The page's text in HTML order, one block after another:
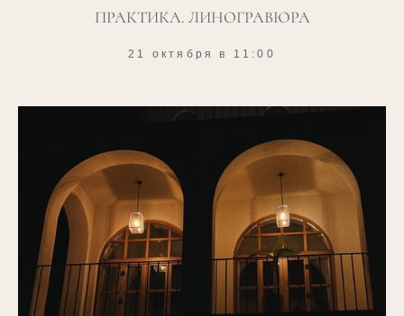
ПРАКТИКА. ЛИНОГРАВЮРА
21 октября в 11:00